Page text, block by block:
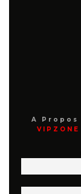
A Propos
VIPZONE